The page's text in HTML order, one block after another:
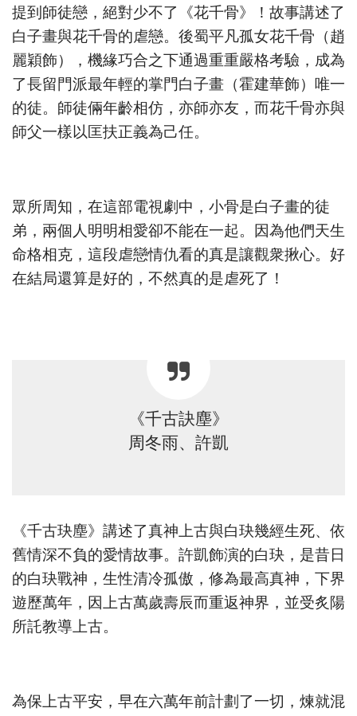
提到師徒戀，絕對少不了《花千骨》！故事講述了
白子畫與花千骨的虐戀。後蜀平凡孤女花千骨（趙
麗穎飾），機緣巧合之下通過重重嚴格考驗，成為
了長留門派最年輕的掌門白子畫（霍建華飾）唯一
的徒。師徒倆年齡相仿，亦師亦友，而花千骨亦與
師父一樣以匡扶正義為己任。
眾所周知，在這部電視劇中，小骨是白子畫的徒
弟，兩個人明明相愛卻不能在一起。因為他們天生
命格相克，這段虐戀情仇看的真是讓觀衆揪心。好
在結局還算是好的，不然真的是虐死了！
《千古訣塵》
周冬雨、許凱
《千古玦塵》講述了真神上古與白玦幾經生死、依
舊情深不負的愛情故事。許凱飾演的白玦，是昔日
的白玦戰神，生性清冷孤傲，修為最高真神，下界
遊歷萬年，因上古萬歲壽辰而重返神界，並受炙陽
所託教導上古。
為保上古平安，早在六萬年前計劃了一切，煉就混